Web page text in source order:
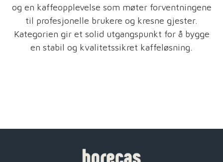
og en kaffeopplevelse som møter forventningene
til profesjonelle brukere og kresne gjester.
Kategorien gir et solid utgangspunkt for å bygge
en stabil og kvalitetssikret kaffeløsning.